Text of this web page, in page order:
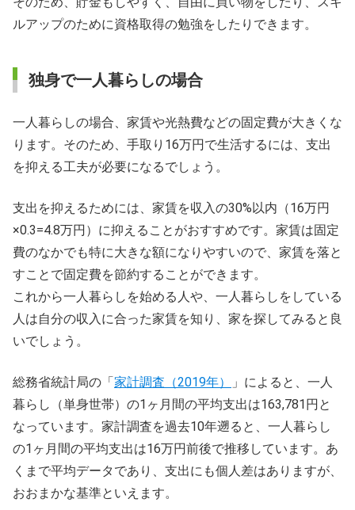
ルアップのために資格取得の勉強をしたりできます。
独身で一人暮らしの場合
一人暮らしの場合、家賃や光熱費などの固定費が大きくな
ります。そのため、手取り16万円で生活するには、支出
を抑える工夫が必要になるでしょう。
支出を抑えるためには、家賃を収入の30%以内（16万円
×0.3=4.8万円）に抑えることがおすすめです。家賃は固定
費のなかでも特に大きな額になりやすいので、家賃を落と
すことで固定費を節約することができます。
これから一人暮らしを始める人や、一人暮らしをしている
人は自分の収入に合った家賃を知り、家を探してみると良
いでしょう。
総務省統計局の「 家計調査（2019年）
」によると、一人
暮らし（単身世帯）の1ヶ月間の平均支出は163,781円と
なっています。家計調査を過去10年遡ると、一人暮らし
の1ヶ月間の平均支出は16万円前後で推移しています。あ
くまで平均データであり、支出にも個人差はありますが、
おおまかな基準といえます。